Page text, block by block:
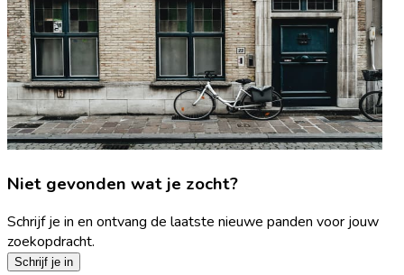
Niet gevonden wat je zocht?
Schrijf je in en ontvang de laatste nieuwe panden voor jouw
zoekopdracht.
Schrijf je in